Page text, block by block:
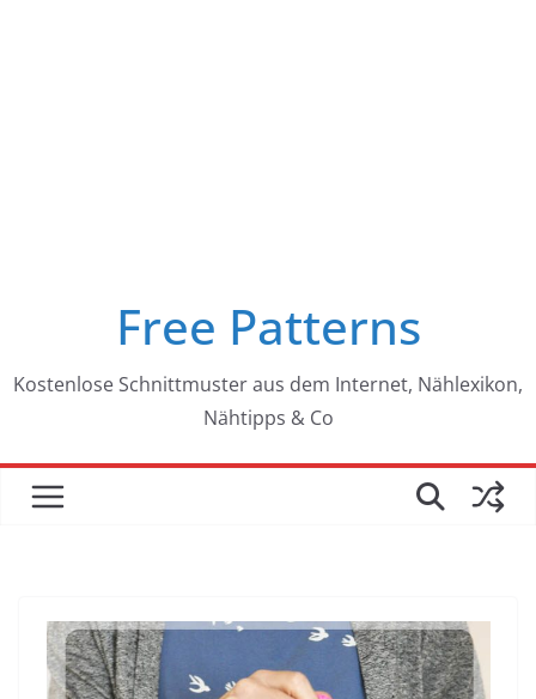
Free Patterns
Kostenlose Schnittmuster aus dem Internet, Nählexikon,
Nähtipps & Co